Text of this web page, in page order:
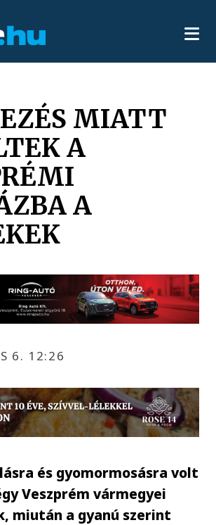
MIATT
A
A
6. 12:26
és gyomormosásra volt
Veszprém vármegyei
miután a gyanú szerint